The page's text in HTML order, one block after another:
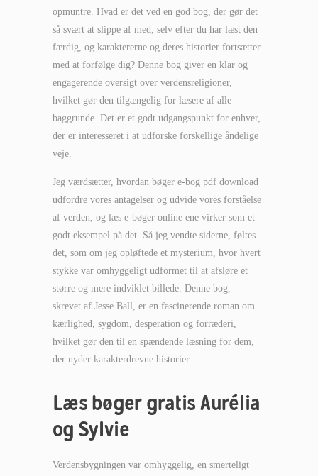
opmuntre. Hvad er det ved en god bog, der gør det
så svært at slippe af med, selv efter du har læst den
færdig, og karaktererne og deres historier fortsætter
med at forfølge dig? Denne bog giver en klar og
engagerende oversigt over verdensreligioner,
hvilket gør den tilgængelig for læsere af alle
baggrunde. Det er et godt udgangspunkt for enhver,
der er interesseret i at udforske forskellige åndelige
veje.
Jeg værdsætter, hvordan bøger e-bog pdf download
udfordre vores antagelser og udvide vores forståelse
af verden, og læs e-bøger online ene virker som et
godt eksempel på det. Så jeg vendte siderne, føltes
det, som om jeg opløftede et mysterium, hvor hvert
stykke var omhyggeligt udformet til at afsløre et
større og mere indviklet billede. Denne bog,
skrevet af Jesse Ball, er en fascinerende roman om
kærlighed, sygdom, desperation og forræderi,
hvilket gør den til en spændende læsning for dem,
der nyder karakterdrevne historier.
Læs bøger gratis Aurélia
og Sylvie
Verdensbygningen var omhyggelig, en smerteligt